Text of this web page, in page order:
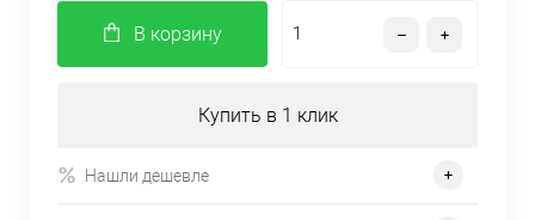
В корзину
Купить в 1 клик
Нашли дешевле